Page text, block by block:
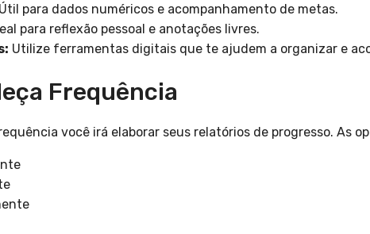
Útil para dados numéricos e acompanhamento de metas.
para reflexão pessoal e anotações livres.
Utilize ferramentas digitais que te ajudem a organizar e
Frequência
você irá elaborar seus relatórios de progresso. As